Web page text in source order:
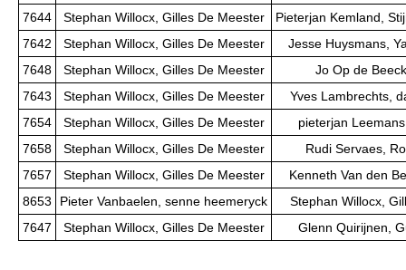
7644
Stephan Willocx, Gilles De Meester
Pieterjan Kemland,
7642
Stephan Willocx, Gilles De Meester
Jesse Huysmans,
7648
Stephan Willocx, Gilles De Meester
Jo Op de
7643
Stephan Willocx, Gilles De Meester
Yves Lambrechts,
7654
Stephan Willocx, Gilles De Meester
pieterjan
7658
Stephan Willocx, Gilles De Meester
Rudi Servaes,
7657
Stephan Willocx, Gilles De Meester
Kenneth Van den
8653
Pieter Vanbaelen, senne heemeryck
Stephan Willocx,
7647
Stephan Willocx, Gilles De Meester Glenn Quirijnen,